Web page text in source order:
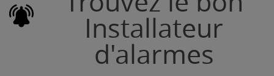
Installateur
d'alarmes